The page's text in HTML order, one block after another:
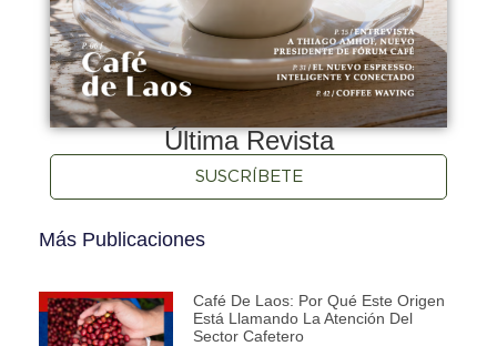
Última Revista
SUSCRÍBETE
Más Publicaciones
Café De Laos: Por Qué Este Origen
Está Llamando La Atención Del
Sector Cafetero